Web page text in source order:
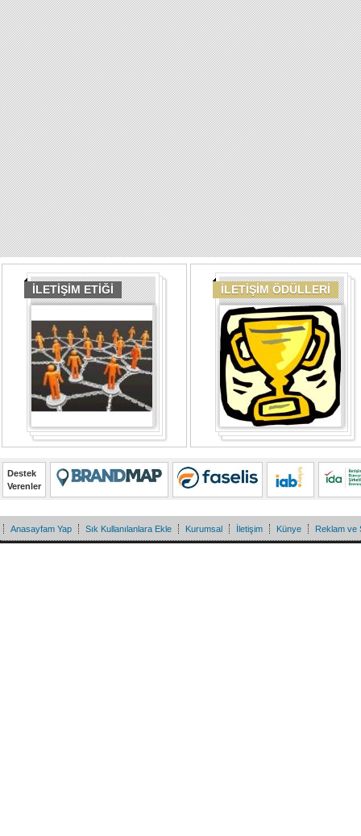
İLETİŞİM ETİĞİ İLETİŞİM ÖDÜLLERİ
Destek
Verenler
Anasayfam Yap Sık Kullanılanlara Ekle Kurumsal İletişim Künye Reklam ve